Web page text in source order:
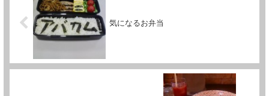
気になるお弁当